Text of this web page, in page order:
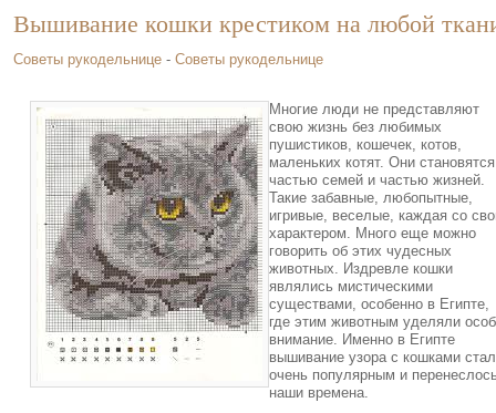
Вышивание кошки крестиком на любой
Советы рукодельнице - Советы рукодельнице
Многие люди не представляют
свою жизнь без любимых
пушистиков, кошечек, котов,
маленьких котят. Они становятся
частью семей и частью жизней.
Такие забавные, любопытные,
игривые, веселые, каждая со
характером. Много еще можно
говорить об этих чудесных
животных. Издревле кошки
являлись мистическими
существами, особенно в Египте,
где этим животным уделяли
внимание. Именно в Египте
вышивание узора с кошками
очень популярным и
наши времена.